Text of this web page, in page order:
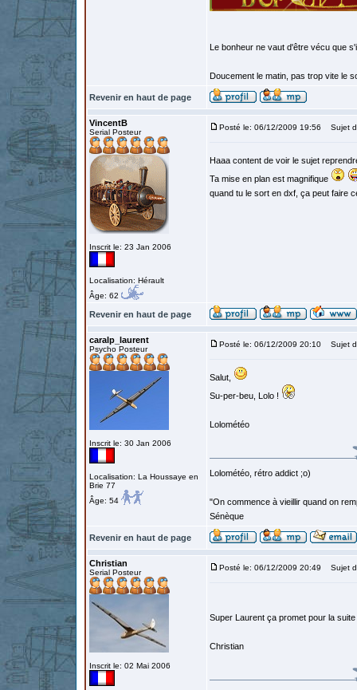
Le bonheur ne vaut d'être vécu que
Doucement le matin, pas trop vite le
Revenir en haut de page
VincentB
Serial Posteur
Inscrit le: 23 Jan 2006
Localisation: Hérault
Âge: 62
Posté le: 06/12/2009 19:56 Sujet
Haaa content de voir le sujet
Ta mise en plan est magnifique
quand tu le sort en dxf, ça peut faire
Revenir en haut de page
caralp_laurent
Psycho Posteur
Inscrit le: 30 Jan 2006
Localisation: La Houssaye en
Brie 77
Âge: 54
Posté le: 06/12/2009 20:10 Sujet
Salut,
Su-per-beu, Lolo !
Lolométéo
Lolométéo, rétro addict ;o)
"On commence à vieillir quand on
Sénèque
Revenir en haut de page
Christian
Serial Posteur
Inscrit le: 02 Mai 2006
Posté le: 06/12/2009 20:49 Sujet
Super Laurent ça promet pour la suite
Christian